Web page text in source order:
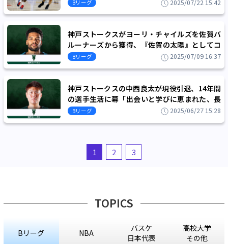
Bリーグ 2025/07/22 15:42
神戸ストークスがヨーリ・チャイルズを佐賀バ
ルーナーズから獲得、『佐賀の太陽』としてコ
ート内外で愛されたプレーヤー
Bリーグ 2025/07/09 16:37
神戸ストークスの中西良太が現役引退、14年間
の選手生活に幕「出会いと学びに恵まれた、長
いようであっという間の時間」
Bリーグ 2025/06/27 15:28
1 2 3
TOPICS
Bリーグ NBA
バスケ
日本代表
高校大学
その他